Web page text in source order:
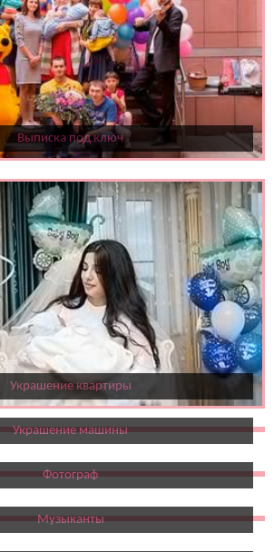
Выписка под ключ
Украшение квартиры
Украшение машины
Фотограф
Музыканты